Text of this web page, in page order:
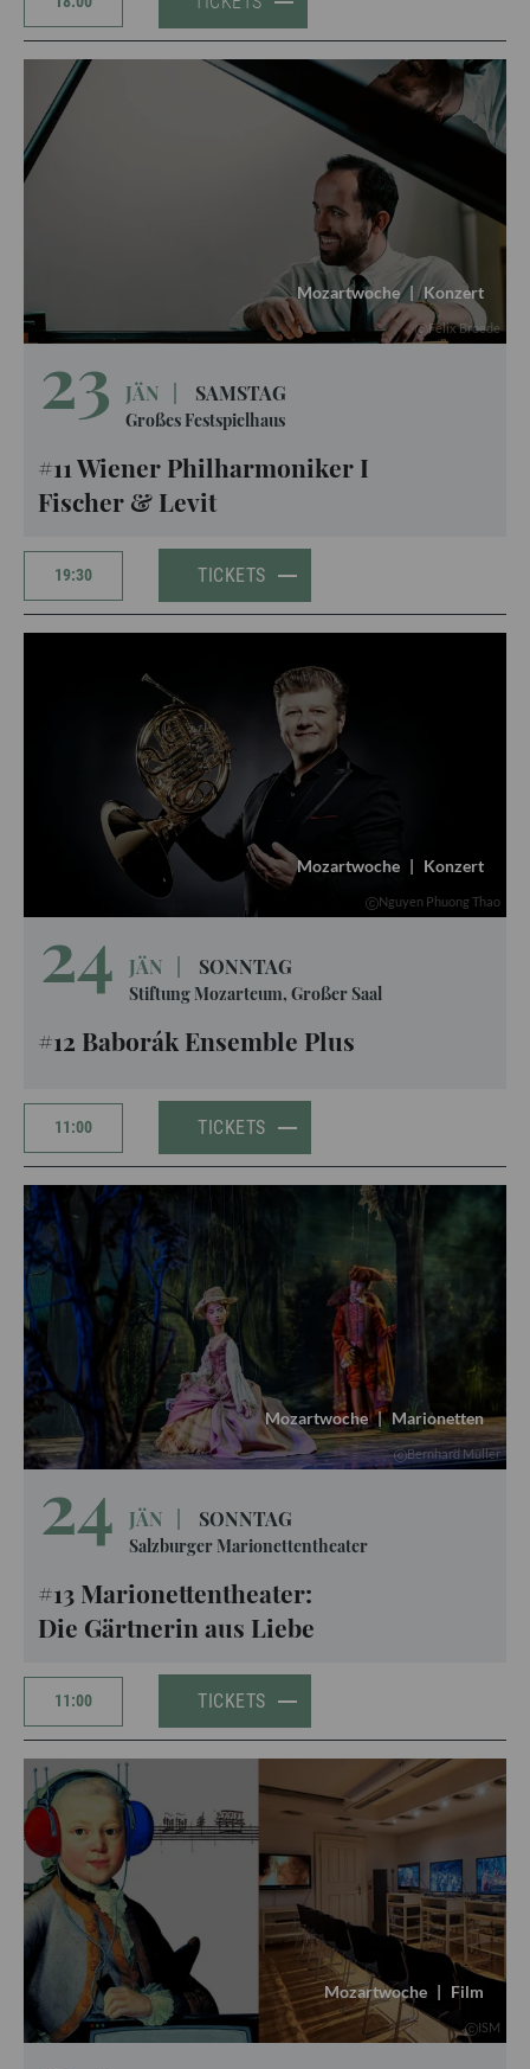
Mozartwoche | Konzert
Felix Broede
23 JÄN SAMSTAG
Großes Festspielhaus
#11 Wiener Philharmoniker I
Fischer & Levit
19:30 TICKETS
Mozartwoche | Konzert
Nguyen Phuong Thao
24 JÄN SONNTAG
Stiftung Mozarteum, Großer Saal
#12 Baborák Ensemble Plus
11:00 TICKETS
Mozartwoche | Marionetten
Bernhard Müller
24 JÄN SONNTAG
Salzburger Marionettentheater
#13 Marionettentheater:
Die Gärtnerin aus Liebe
11:00 TICKETS
Mozartwoche | Film
ISM